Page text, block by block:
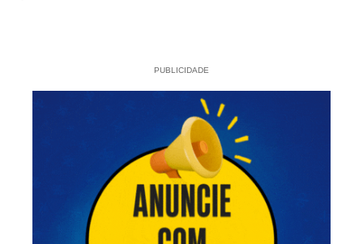
PUBLICIDADE